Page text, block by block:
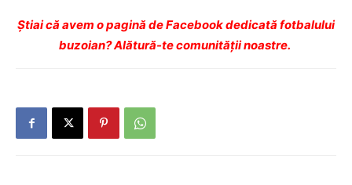
Ştiai că avem o pagină de Facebook dedicată fotbalului
buzoian? Alătură-te comunității noastre.